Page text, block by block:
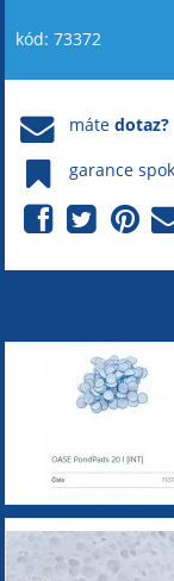
kód: 73372
mátedotaz?
garance